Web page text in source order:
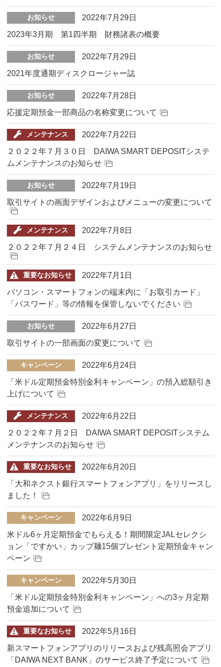
お知らせ
2022年7月29日
2023年3月期 第1四半期 財務諸表の概要
お知らせ
2022年7月29日
2021年度通期ディスクロージャー誌
お知らせ
2022年7月28日
応援定期預金一部商品の名称変更について
メンテナンス
2022年7月22日
２０２２年７月３０日 DAIWA SMART DEPOSITシステ
ムメンテナンスのお知らせ
お知らせ
2022年7月19日
取引サイトの画面デザインおよびメニューの変更について
メンテナンス
2022年7月8日
２０２２年７月２４日 システムメンテナンスのお知らせ
重要なお知らせ
2022年7月1日
パソコン・スマートフォンの端末内に「お取引カード」
「パスワード」等の情報を保管しないでください
お知らせ
2022年6月27日
取引サイトの一部画面の変更について
キャンペーン
2022年6月24日
「米ドル定期預金特別金利キャンペーン」の預入総額引き
上げについて
メンテナンス
2022年6月22日
２０２２年７月２日 DAIWA SMART DEPOSITシステム
メンテナンスのお知らせ
重要なお知らせ
2022年6月20日
「大和ネクスト銀行スマートフォンアプリ」をリリースし
ました！
キャンペーン
2022年6月9日
米ドル6ヶ月定期預金でもらえる！期間限定JALセレクシ
ョン「ですかい」カップ麺15個プレゼント定期預金キャン
ペーン
キャンペーン
2022年5月30日
「米ドル定期預金特別金利キャンペーン」への3ヶ月定期
預金追加について
重要なお知らせ
2022年5月16日
新スマートフォンアプリのリリースおよび残高照会アプリ
「DAIWA NEXT BANK」のサービス終了予定について